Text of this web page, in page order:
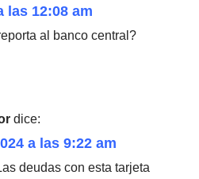
las 12:08 am
al banco central?
dice:
a las 9:22 am
deudas con esta tarjeta